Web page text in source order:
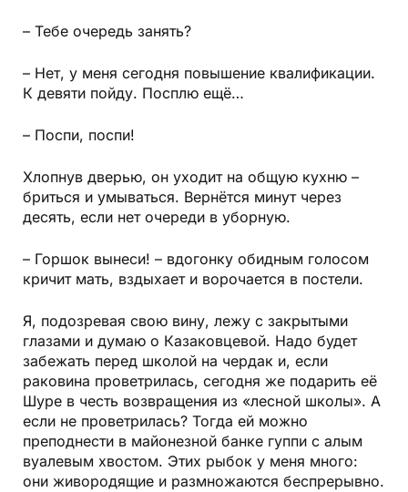
– Тебе очередь занять?
– Нет, у меня сегодня повышение квалификации.
К девяти пойду. Посплю ещё…
– Поспи, поспи!
Хлопнув дверью, он уходит на общую кухню –
бриться и умываться. Вернётся минут через
десять, если нет очереди в уборную.
– Горшок вынеси! – вдогонку обидным голосом
кричит мать, вздыхает и ворочается в постели.
Я, подозревая свою вину, лежу с закрытыми
глазами и думаю о Казаковцевой. Надо будет
забежать перед школой на чердак и, если
раковина проветрилась, сегодня же подарить её
Шуре в честь возвращения из «лесной школы». А
если не проветрилась? Тогда ей можно
преподнести в майонезной банке гуппи с алым
вуалевым хвостом. Этих рыбок у меня много:
они живородящие и размножаются беспрерывно.